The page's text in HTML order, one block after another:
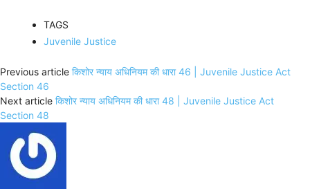
TAGS
Juvenile Justice
Previous article किशोर न्याय अधिनियम की धारा 46 | Juvenile Justice Act
Section 46
Next article किशोर न्याय अधिनियम की धारा 48 | Juvenile Justice Act
Section 48